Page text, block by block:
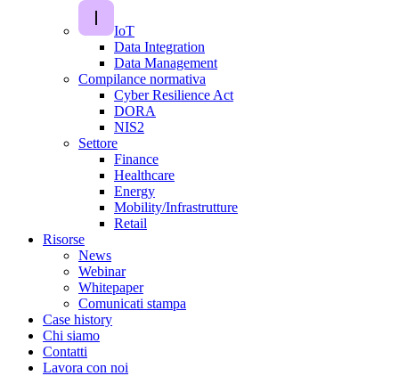
IoT
Data Integration
Data Management
Compilance normativa
Cyber Resilience Act
DORA
NIS2
Settore
Finance
Healthcare
Energy
Mobility/Infrastrutture
Retail
Risorse
News
Webinar
Whitepaper
Comunicati stampa
Case history
Chi siamo
Contatti
Lavora con noi